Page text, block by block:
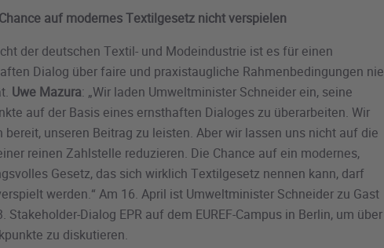
auf modernes Textilgesetz nicht verspielen
der deutschen Textil- und Modeindustrie ist es für einen
Dialog über faire und praxistaugliche Rahmenbedingungen nie
Uwe Mazura: „Wir laden Umweltminister Schneider ein, seine
auf der Basis eines ernsthaften Dialoges zu überarbeiten. Wir
bereit, unseren Beitrag zu leisten. Aber wir lassen uns nicht auf die
reinen Zahlstelle reduzieren. Die Chance auf ein modernes,
Gesetz, das sich wirklich Textilgesetz nennen kann, darf
werden.“ Am 16. April ist Umweltminister Schneider zu Gast
Stakeholder-Dialog EPR auf dem EUREF-Campus in Berlin, um über
zu diskutieren.